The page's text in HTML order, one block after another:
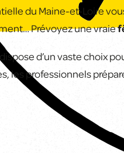
du Maine-et-Loire
Prévoyez une vraie
d’un vaste choix
les professionnels